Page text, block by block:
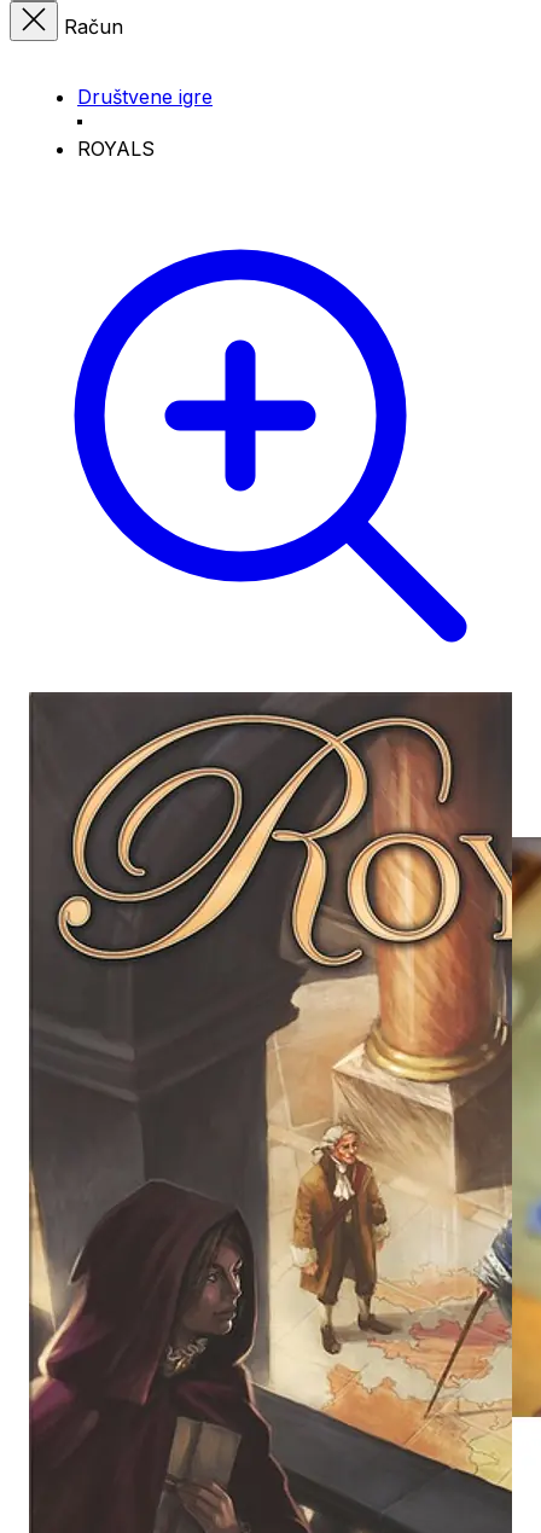
Račun
Društvene igre
ROYALS